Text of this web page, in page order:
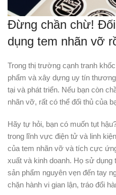
Đừng chần chừ!
dụng tem nhãn vỡ
Trong thị trường cạnh tranh
phẩm và xây dựng uy tín
tại và phát triển. Nếu bạn còn
nhãn vỡ, rất có thể đối thủ của
Hãy tự hỏi, bạn có muốn tụt
trong lĩnh vực điện tử và linh
của tem nhãn vỡ và tích cực
xuất và kinh doanh. Họ sử dụng
sản phẩm nguyên vẹn đến tay
chặn hành vi gian lận, tráo đổi